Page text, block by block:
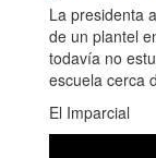
La presidenta
de un plantel
todavía no
escuela cerca
El Imparcial